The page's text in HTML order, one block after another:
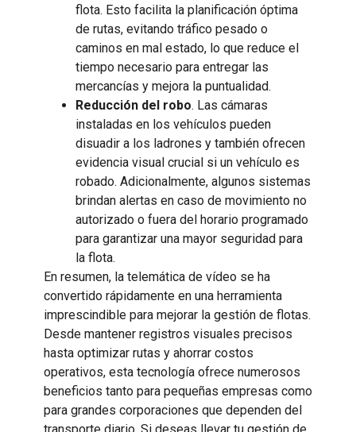
flota. Esto facilita la planificación óptima
de rutas, evitando tráfico pesado o
caminos en mal estado, lo que reduce el
tiempo necesario para entregar las
mercancías y mejora la puntualidad.
Reducción del robo. Las cámaras
instaladas en los vehículos pueden
disuadir a los ladrones y también ofrecen
evidencia visual crucial si un vehículo es
robado. Adicionalmente, algunos sistemas
brindan alertas en caso de movimiento no
autorizado o fuera del horario programado
para garantizar una mayor seguridad para
la flota.
En resumen, la telemática de vídeo se ha
convertido rápidamente en una herramienta
imprescindible para mejorar la gestión de flotas.
Desde mantener registros visuales precisos
hasta optimizar rutas y ahorrar costos
operativos, esta tecnología ofrece numerosos
beneficios tanto para pequeñas empresas como
para grandes corporaciones que dependen del